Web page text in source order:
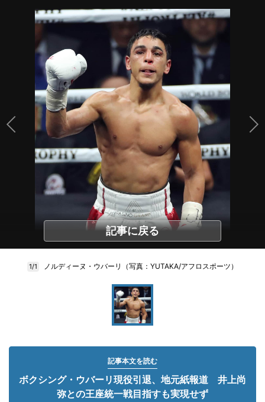
記事に戻る
1/1 ノルディーヌ・ウバーリ（写真：YUTAKA/アフロスポーツ）
記事本文を読む
ボクシング・ウバーリ現役引退、地元紙報道 井上尚
弥との王座統一戦目指すも実現せず